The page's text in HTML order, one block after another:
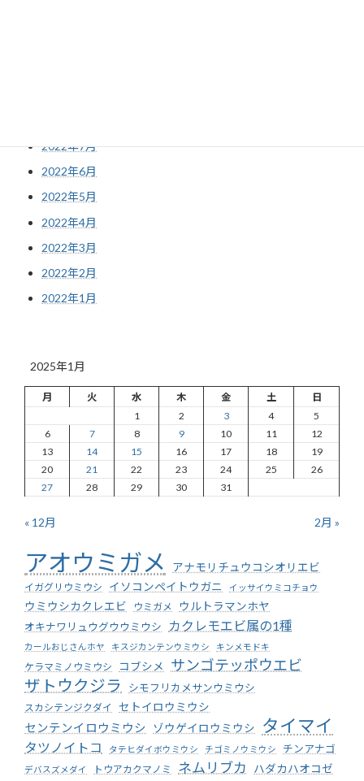
2022年7月
2022年6月
2022年5月
2022年4月
2022年3月
2022年2月
2022年1月
2025年1月
月 火 水 木 金 土
日
1
2 3 4
5
6
7 8 9 10 11
12
13
14 15 16 17 18
19
20
21 22 23 24 25
26
27
28 29 30 31
« 12月 2月 »
アオウミガメ アナモリチュウコシオリエビ
イガグリウミウシ イソコンペイトウガニ イッサイウミコチョウ
ウミウシカクレエビ ウミガメ
ウルトラマンホヤ
オキナワリュウグウウミウシ
カクレモエビ属の1種
カールおじさんホヤ キスジカンテンウミウシ キンメモドキ
ケラマミノウミウシ コブシメ サンゴテッポウエビ
ザトウクジラ シモフリカメサンウミウシ
スカシテンジクダイ セトイロウミウシ
センテンイロウミウシ ゾウゲイロウミウシ タイマイ
タツノイトコ タテヒダイボウミウシ チゴミノウミウシ チンアナゴ
デバスズメダイ トウアカクマノミ ネムリブカ ハダカハオコゼ